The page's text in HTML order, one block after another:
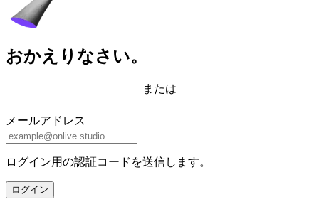
おかえりなさい。
または
メールアドレス
ログイン用の認証コードを送信します。
ログイン